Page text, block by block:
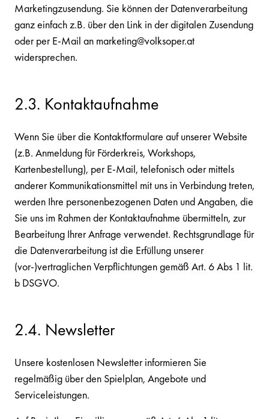
Marketingzusendung. Sie können der Datenverarbeitung
ganz einfach z.B. über den Link in der digitalen Zusendung
oder per E-Mail an marketing@volksoper.at
widersprechen.
2.3. Kontaktaufnahme
Wenn Sie über die Kontaktformulare auf unserer Website
(z.B. Anmeldung für Förderkreis, Workshops,
Kartenbestellung), per E-Mail, telefonisch oder mittels
anderer Kommunikationsmittel mit uns in Verbindung treten,
werden Ihre personenbezogenen Daten und Angaben, die
Sie uns im Rahmen der Kontaktaufnahme übermitteln, zur
Bearbeitung Ihrer Anfrage verwendet. Rechtsgrundlage für
die Datenverarbeitung ist die Erfüllung unserer
(vor-)vertraglichen Verpflichtungen gemäß Art. 6 Abs 1 lit.
b DSGVO.
2.4. Newsletter
Unsere kostenlosen Newsletter informieren Sie
regelmäßig über den Spielplan, Angebote und
Serviceleistungen.